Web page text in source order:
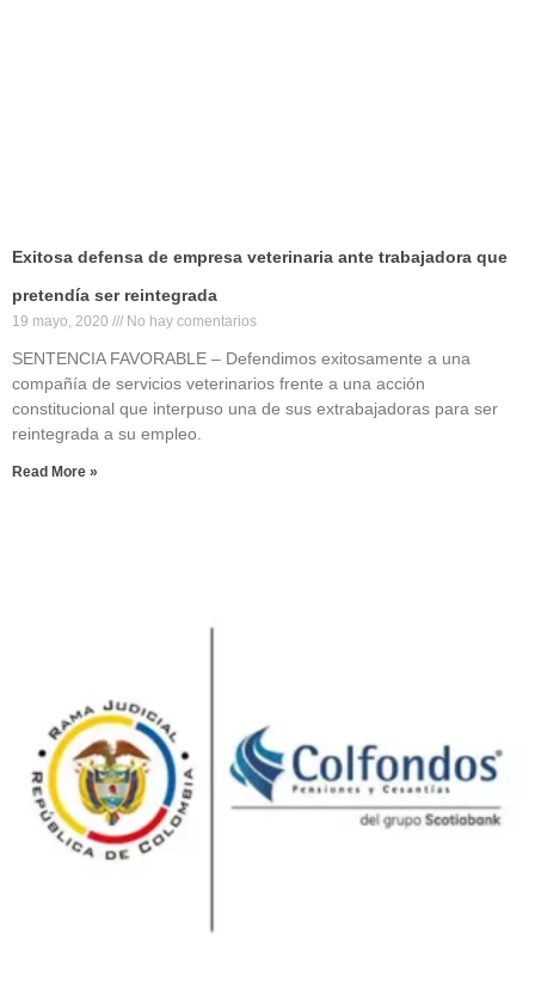
Exitosa defensa de empresa veterinaria ante trabajadora que
pretendía ser reintegrada
19 mayo, 2020 No hay comentarios
SENTENCIA FAVORABLE – Defendimos exitosamente a una
compañía de servicios veterinarios frente a una acción
constitucional que interpuso una de sus extrabajadoras para ser
reintegrada a su empleo.
Read More »